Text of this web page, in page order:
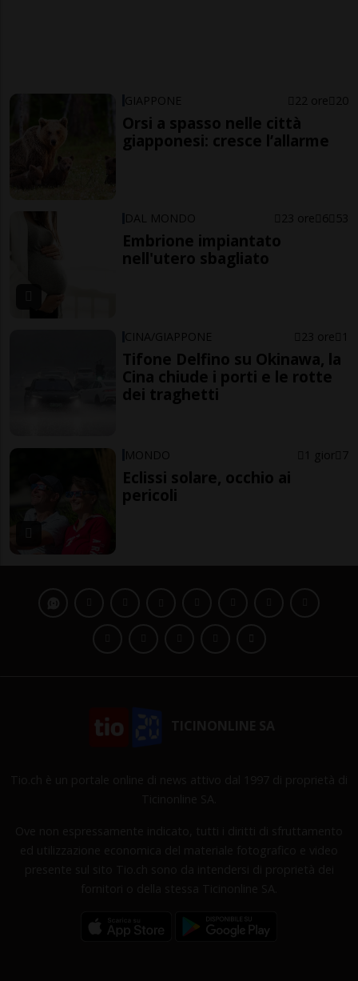
GIAPPONE 22 ore 20
Orsi a spasso nelle città
giapponesi: cresce l’allarme
DAL MONDO 23 ore 6 53
Embrione impiantato
nell'utero sbagliato
CINA/GIAPPONE 23 ore 1
Tifone Delfino su Okinawa, la
Cina chiude i porti e le rotte
dei traghetti
MONDO 1 gior 7
Eclissi solare, occhio ai
pericoli